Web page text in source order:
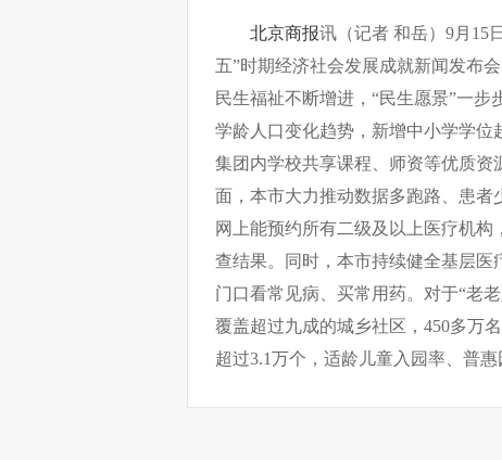
北京商报讯（记者 和岳）9月15
五”时期经济社会发展成就新闻发布
民生福祉不断增进，“民生愿景”一步
学龄人口变化趋势，新增中小学学位
集团内学校共享课程、师资等优质资
面，本市大力推动数据多跑路、患
网上能预约所有二级及以上医疗机构
查结果。同时，本市持续健全基层
门口看常见病、买常用药。对于“老
覆盖超过九成的城乡社区，450多万
超过3.1万个，适龄儿童入园率、普惠